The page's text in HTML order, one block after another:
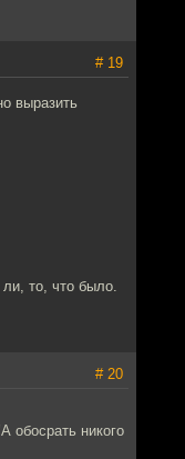
# 19
выразить
то, что было.
# 20
обосрать никого